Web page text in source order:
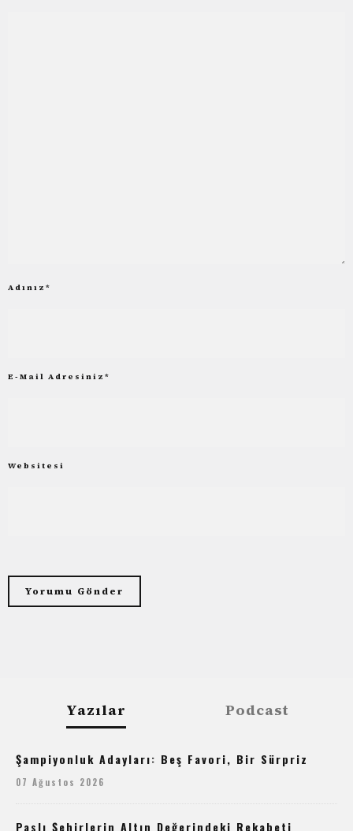
Adınız *
E-Mail Adresiniz *
Websitesi
Yazılar Podcast
Şampiyonluk Adayları: Beş Favori, Bir Sürpriz
07 Ağustos 2026
Paslı Şehirlerin Altın Değerindeki Rekabeti